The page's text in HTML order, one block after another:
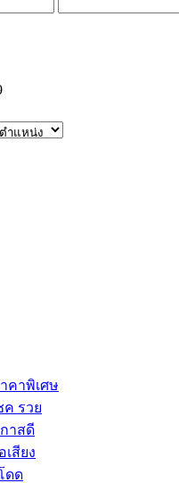
คาพิเศษ
ค รวย
าสดี
เสียง
ดด